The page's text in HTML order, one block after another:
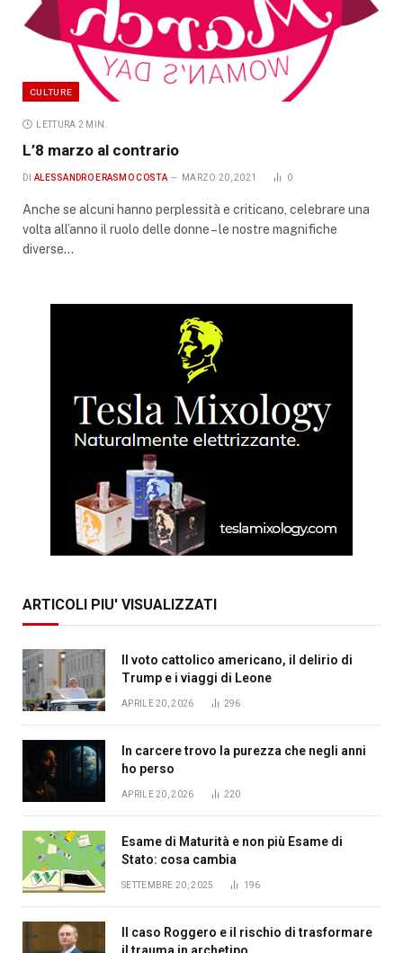
CULTURE
LETTURA 2 MIN.
L’8 marzo al contrario
DI ALESSANDRO ERASMO COSTA MARZO 20, 2021 0
Anche se alcuni hanno perplessità e criticano, celebrare una
volta all’anno il ruolo delle donne – le nostre magnifiche
diverse…
ARTICOLI PIU' VISUALIZZATI
Il voto cattolico americano, il delirio di
Trump e i viaggi di Leone
APRILE 20, 2026 296
In carcere trovo la purezza che negli anni
ho perso
APRILE 20, 2026 220
Esame di Maturità e non più Esame di
Stato: cosa cambia
SETTEMBRE 20, 2025 196
Il caso Roggero e il rischio di trasformare